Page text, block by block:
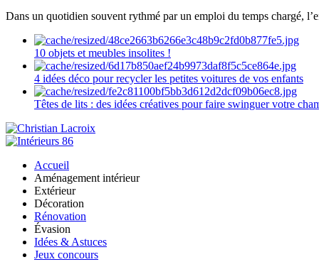
Dans un quotidien souvent rythmé par un emploi du temps chargé,
10 objets et meubles insolites !
4 idées déco pour recycler les petites voitures de vos enfants
Têtes de lits : des idées créatives pour faire swinguer votre
Accueil
Aménagement intérieur
Extérieur
Décoration
Rénovation
Évasion
Idées & Astuces
Jeux concours